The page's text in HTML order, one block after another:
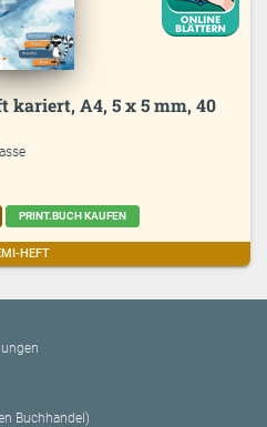
kariert, A4, 5 x 5 mm, 40
PRINT.BUCH KAUFEN
HEFT
Buchhandel)